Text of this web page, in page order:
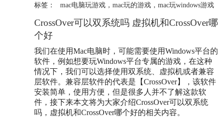
标签： mac电脑玩游戏， mac玩的游戏， mac玩windows游戏
CrossOver可以双系统吗 虚拟机和CrossOver哪
个好
我们在使用Mac电脑时，可能需要使用Windows平台的
软件，例如想要玩Windows平台专属的游戏，在这种
情况下，我们可以选择使用双系统、虚拟机或者兼容
层软件。兼容层软件的代表是【CrossOver】，该软件
安装简单，使用方便，但是很多人并不了解这款软
件，接下来本文将为大家介绍CrossOver可以双系统
吗，虚拟机和CrossOver哪个好的相关内容。